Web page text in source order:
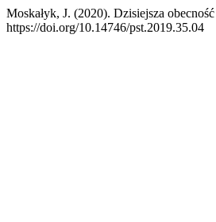
Moskałyk, J. (2020). Dzisiejsza
https://doi.org/10.14746/pst.2019.35.04